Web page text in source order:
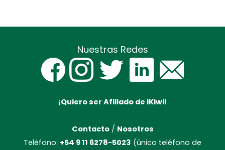
Nuestras Redes
¡Quiero ser Afiliado de iKiwi!
Contacto/ Nosotros
Teléfono: +54 9 11 6278-5023 (único teléfono de